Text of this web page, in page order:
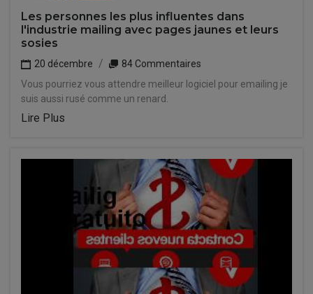
Les personnes les plus influentes dans
l'industrie mailing avec pages jaunes et leurs
sosies
20 décembre
84 Commentaires
Vous pourriez vous attendre meilleur logiciel pour emailing je
suis aussi rusé comme un renard.
Lire Plus